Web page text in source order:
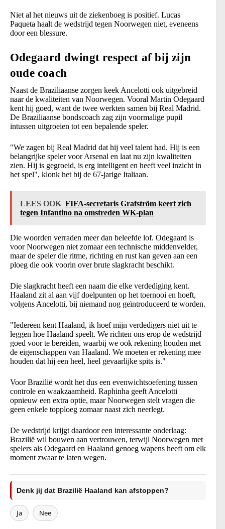
Niet al het nieuws uit de ziekenboeg is positief. Lucas
Paqueta haalt de wedstrijd tegen Noorwegen niet, eveneens
door een blessure.
Odegaard dwingt respect af bij zijn
oude coach
Naast de Braziliaanse zorgen keek Ancelotti ook uitgebreid
naar de kwaliteiten van Noorwegen. Vooral Martin Odegaard
kent hij goed, want de twee werkten samen bij Real Madrid.
De Braziliaanse bondscoach zag zijn voormalige pupil
intussen uitgroeien tot een bepalende speler.
"We zagen bij Real Madrid dat hij veel talent had. Hij is een
belangrijke speler voor Arsenal en laat nu zijn kwaliteiten
zien. Hij is gegroeid, is erg intelligent en heeft veel inzicht in
het spel", klonk het bij de 67-jarige Italiaan.
LEES OOK FIFA-secretaris Grafström keert zich
tegen Infantino na omstreden WK-plan
Die woorden verraden meer dan beleefde lof. Odegaard is
voor Noorwegen niet zomaar een technische middenvelder,
maar de speler die ritme, richting en rust kan geven aan een
ploeg die ook voorin over brute slagkracht beschikt.
Die slagkracht heeft een naam die elke verdediging kent.
Haaland zit al aan vijf doelpunten op het toernooi en hoeft,
volgens Ancelotti, bij niemand nog geïntroduceerd te worden.
"Iedereen kent Haaland, ik hoef mijn verdedigers niet uit te
leggen hoe Haaland speelt. We richten ons erop de wedstrijd
goed voor te bereiden, waarbij we ook rekening houden met
de eigenschappen van Haaland. We moeten er rekening mee
houden dat hij een heel, heel gevaarlijke spits is."
Voor Brazilië wordt het dus een evenwichtsoefening tussen
controle en waakzaamheid. Raphinha geeft Ancelotti
opnieuw een extra optie, maar Noorwegen stelt vragen die
geen enkele topploeg zomaar naast zich neerlegt.
De wedstrijd krijgt daardoor een interessante onderlaag:
Brazilië wil bouwen aan vertrouwen, terwijl Noorwegen met
spelers als Odegaard en Haaland genoeg wapens heeft om elk
moment zwaar te laten wegen.
Denk jij dat Brazilië Haaland kan afstoppen?
Ja Nee